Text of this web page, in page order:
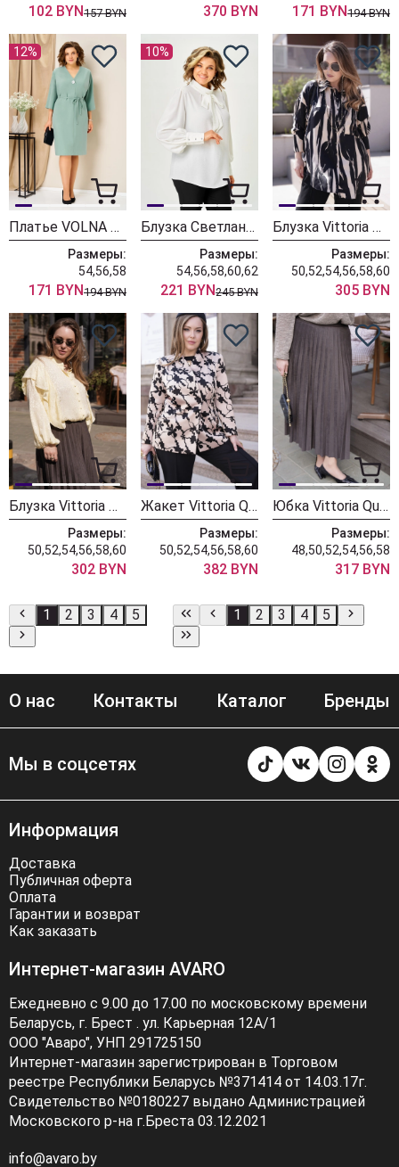
102 BYN157 BYN 370 BYN 171 BYN194 BYN
12%
Платье VOLNA 1478 мятный
Размеры:
54,56,58
171 BYN194 BYN
10%
Блузка Светлана-Стиль 1734 молочный однотон
Размеры:
54,56,58,60,62
221 BYN245 BYN
Блузка Vittoria Queen 31243 черный+бежевый
Размеры:
50,52,54,56,58,60
305 BYN
Блузка Vittoria Queen 31123 лимонный
Размеры:
50,52,54,56,58,60
302 BYN
Жакет Vittoria Queen 30953 черный+кремовый
Размеры:
50,52,54,56,58,60
382 BYN
Юбка Vittoria Queen 30453 тауп
Размеры:
48,50,52,54,56,58
317 BYN
1 2 3 4 5 1 2 3 4 5
О нас Контакты Каталог Бренды
Мы в соцсетях
Информация
Доставка
Публичная оферта
Оплата
Гарантии и возврат
Как заказать
Интернет-магазин AVARO
Ежедневно с 9.00 до 17.00 по московскому времени
Беларусь, г. Брест . ул. Карьерная 12А/1
ООО "Аваро", УНП 291725150
Интернет-магазин зарегистрирован в Торговом
реестре Республики Беларусь №371414 от 14.03.17г.
Свидетельство №0180227 выдано Администрацией
Московского р-на г.Бреста 03.12.2021
info@avaro.by